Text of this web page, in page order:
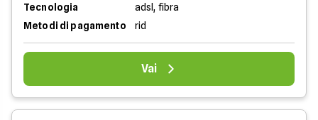
Tecnologia
adsl, fibra
Metodi di pagamento
rid
Vai